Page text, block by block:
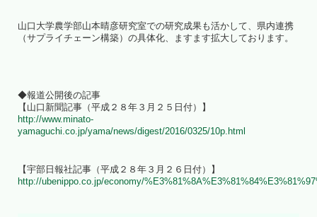
山口大学農学部山本晴彦研究室での研究成果も活かして、県内連携
（サプライチェーン構築）の具体化、ますます拡大しております。
◆報道公開後の記事
【山口新聞記事（平成２８年３月２５日付）】
http://www.minato-
yamaguchi.co.jp/yama/news/digest/2016/0325/10p.html
【宇部日報社記事（平成２８年３月２６日付）】
http://ubenippo.co.jp/economy/